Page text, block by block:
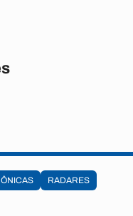
RADARES